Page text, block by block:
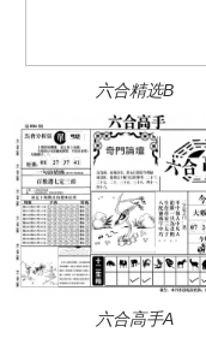
六合精选B
六合高手A